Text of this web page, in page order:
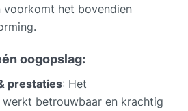
voorkomt het bovendien
oogopslag:
prestaties: Het
betrouwbaar en krachtig